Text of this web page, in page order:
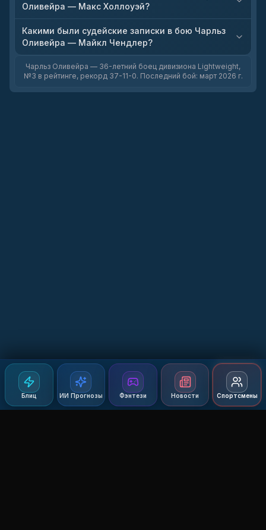
Блиц ИИ Прогнозы Фэнтези Новости Спортсмены
Оливейра — Макс Холлоуэй?
Какими были судейские записки в бою Чарльз
Оливейра — Майкл Чендлер?
Чарльз Оливейра — 36-летний боец дивизиона Lightweight,
№3 в рейтинге, рекорд 37-11-0. Последний бой: март 2026 г.